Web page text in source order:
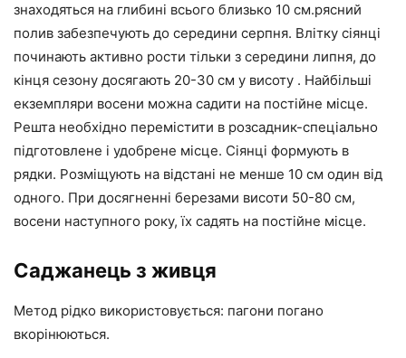
знаходяться на глибині всього близько 10 см.рясний
полив забезпечують до середини серпня. Влітку сіянці
починають активно рости тільки з середини липня, до
кінця сезону досягають 20-30 см у висоту . Найбільші
екземпляри восени можна садити на постійне місце.
Решта необхідно перемістити в розсадник-спеціально
підготовлене і удобрене місце. Сіянці формують в
рядки. Розміщують на відстані не менше 10 см один від
одного. При досягненні березами висоти 50-80 см,
восени наступного року, їх садять на постійне місце.
Саджанець з живця
Метод рідко використовується: пагони погано
вкорінюються.